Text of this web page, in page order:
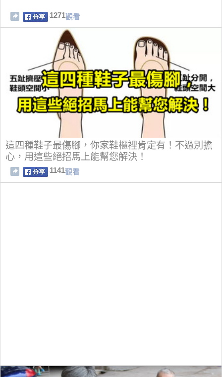
1271觀看
這四種鞋子最傷腳，你家鞋櫃裡肯定有！不過別擔
心，用這些絕招馬上能幫您解決！
1141觀看